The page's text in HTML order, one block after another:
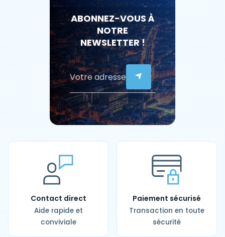
ABONNEZ-VOUS À
NOTRE
NEWSLETTER !
Contact direct
Aide rapide et
conviviale
Paiement sécurisé
Transaction en toute
sécurité